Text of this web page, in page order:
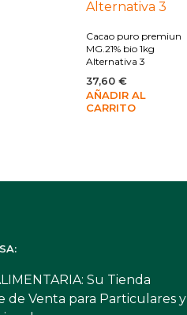
Cacao puro premiun
MG.21% bio 1kg
Alternativa 3
37,60 €
AÑADIR AL
CARRITO
Su Tienda
de Venta para Particulares y